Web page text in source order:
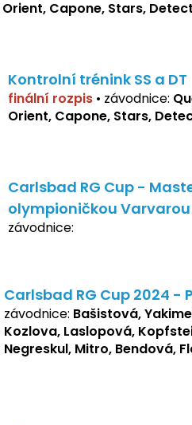
Orient, Capone, Stars,
Kontrolní trénink SS a DT
finální rozpis • závodnice:
Orient, Capone, Stars,
Carlsbad RG Cup -
olympioničkou Varvarou
závodnice:
Carlsbad RG Cup 2024 -
závodnice: Bašistová,
Kozlova, Laslopová,
Negreskul, Mitro, Bendová,